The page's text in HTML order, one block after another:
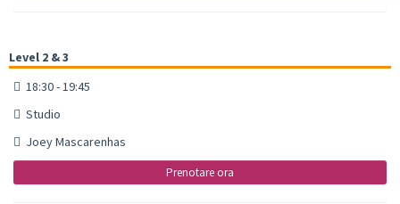
Level 2 & 3
18:30 - 19:45
Studio
Joey Mascarenhas
Prenotare ora